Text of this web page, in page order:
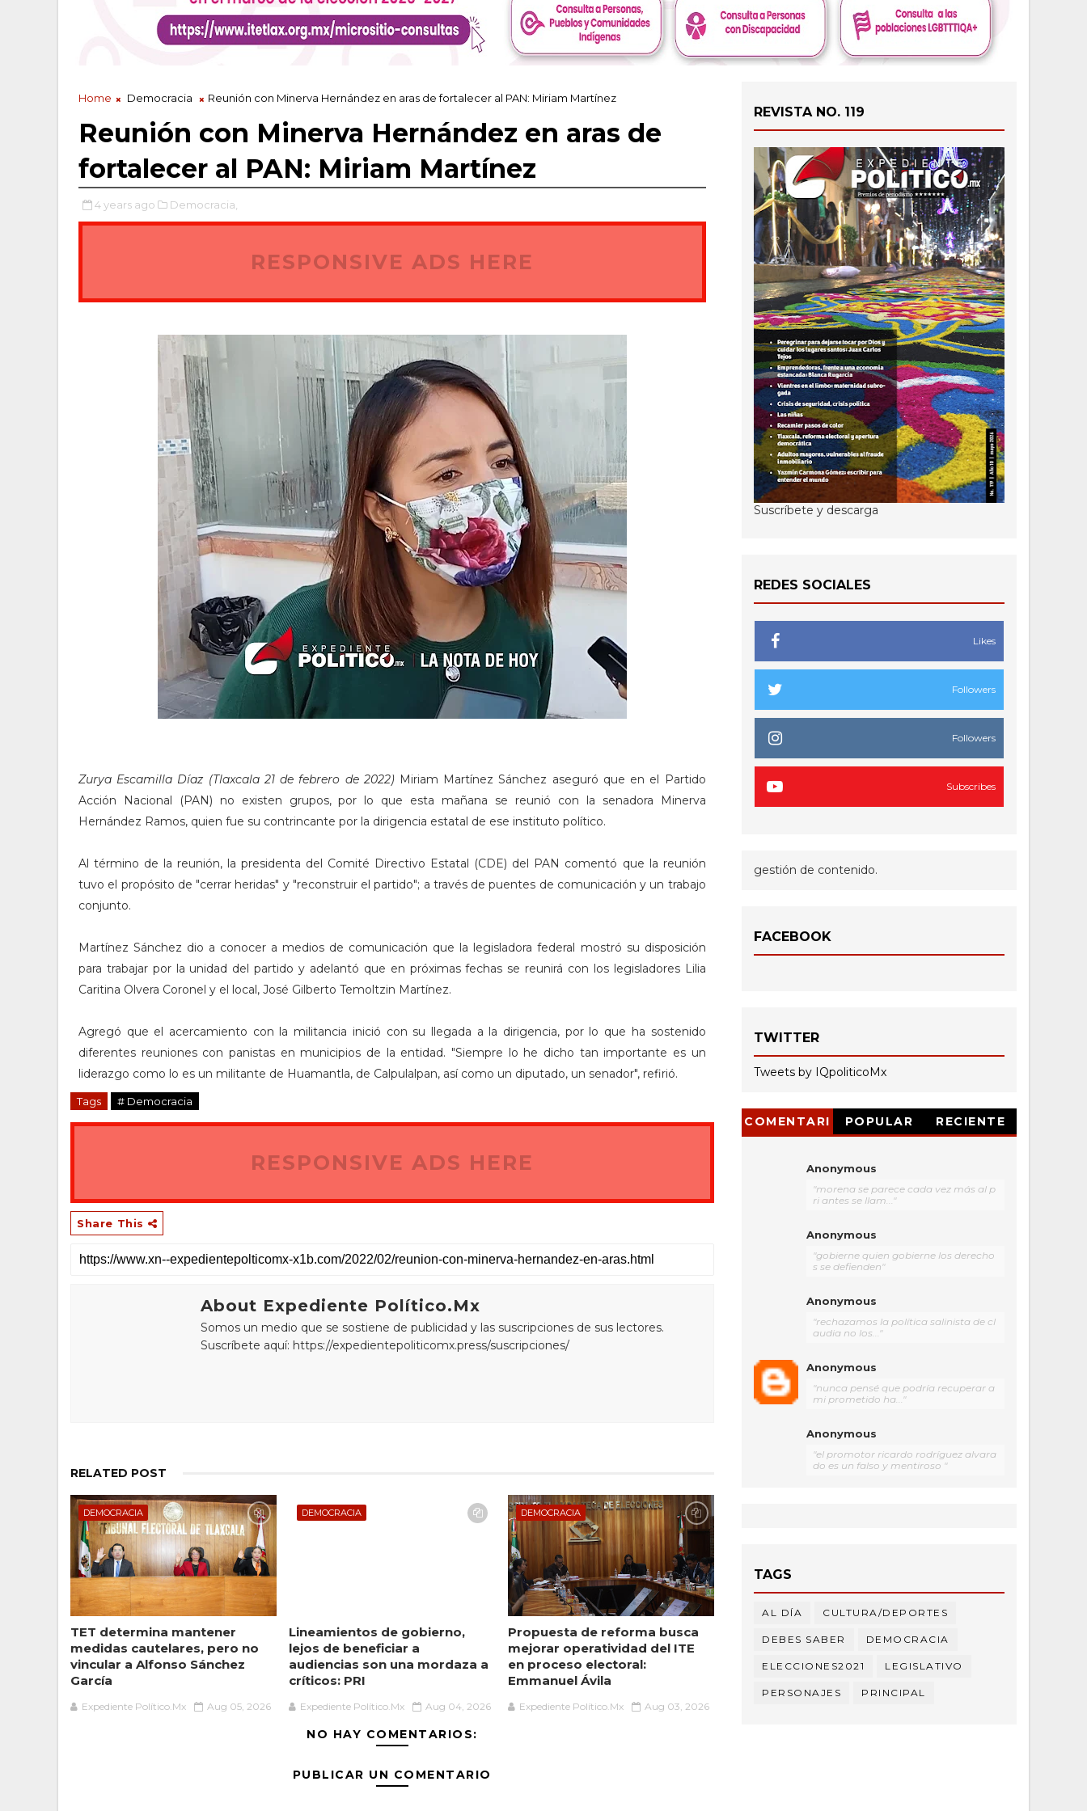
Home Democracia Reunión con Minerva Hernández en aras de fortalecer al PAN: Miriam Martínez
Reunión con Minerva Hernández en aras de
fortalecer al PAN: Miriam Martínez
4 years ago Democracia,
RESPONSIVE ADS HERE
Zurya Escamilla Díaz (Tlaxcala 21 de febrero de 2022) Miriam Martínez Sánchez aseguró que en el Partido
Acción Nacional (PAN) no existen grupos, por lo que esta mañana se reunió con la senadora Minerva
Hernández Ramos, quien fue su contrincante por la dirigencia estatal de ese instituto político.
Al término de la reunión, la presidenta del Comité Directivo Estatal (CDE) del PAN comentó que la reunión
tuvo el propósito de "cerrar heridas" y "reconstruir el partido"; a través de puentes de comunicación y un trabajo
conjunto.
Martínez Sánchez dio a conocer a medios de comunicación que la legisladora federal mostró su disposición
para trabajar por la unidad del partido y adelantó que en próximas fechas se reunirá con los legisladores Lilia
Caritina Olvera Coronel y el local, José Gilberto Temoltzin Martínez.
Agregó que el acercamiento con la militancia inició con su llegada a la dirigencia, por lo que ha sostenido
diferentes reuniones con panistas en municipios de la entidad. "Siempre lo he dicho tan importante es un
liderazgo como lo es un militante de Huamantla, de Calpulalpan, así como un diputado, un senador", refirió.
Tags # Democracia
RESPONSIVE ADS HERE
Share This
About Expediente Político.Mx
Somos un medio que se sostiene de publicidad y las suscripciones de sus lectores.
Suscríbete aquí: https://expedientepoliticomx.press/suscripciones/
RELATED POST
DEMOCRACIA
TET determina mantener
medidas cautelares, pero no
vincular a Alfonso Sánchez
García
Expediente Político.Mx Aug 05, 2026
DEMOCRACIA
Lineamientos de gobierno,
lejos de beneficiar a
audiencias son una mordaza a
críticos: PRI
Expediente Político.Mx Aug 04, 2026
DEMOCRACIA
Propuesta de reforma busca
mejorar operatividad del ITE
en proceso electoral:
Emmanuel Ávila
Expediente Político.Mx Aug 03, 2026
NO HAY COMENTARIOS:
PUBLICAR UN COMENTARIO
REVISTA NO. 119
Suscríbete y descarga
REDES SOCIALES
Likes
Followers
Followers
Subscribes
gestión de contenido.
FACEBOOK
TWITTER
Tweets by IQpoliticoMx
COMENTARI
POPULAR RECIENTE
Anonymous
"morena se parece cada vez más al p
ri antes se llam..."
Anonymous
"gobierne quien gobierne los derecho
s se defienden"
Anonymous
"rechazamos la política salinista de cl
audia no los..."
Anonymous
"nunca pensé que podría recuperar a
mi prometido ha..."
Anonymous
"el promotor ricardo rodríguez alvara
do es un falso y mentiroso "
TAGS
AL DÍA CULTURA/DEPORTES
DEBES SABER DEMOCRACIA
ELECCIONES2021 LEGISLATIVO
PERSONAJES PRINCIPAL